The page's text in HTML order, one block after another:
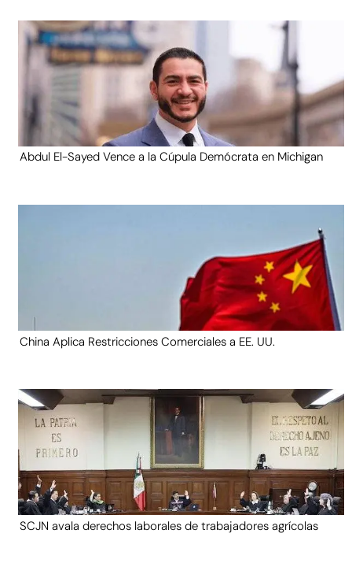
Abdul El-Sayed Vence a la Cúpula Demócrata en Michigan
China Aplica Restricciones Comerciales a EE. UU.
SCJN avala derechos laborales de trabajadores agrícolas